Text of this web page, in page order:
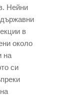
Нейни
в
около
на
си